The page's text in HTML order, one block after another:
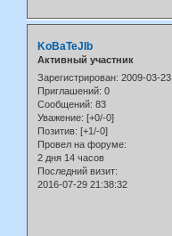
KoBaTeJIb
Активный участник
Зарегистрирован: 2009-03-23
Приглашений: 0
Сообщений: 83
Уважение: [+0/-0]
Позитив: [+1/-0]
Провел на форуме:
2 дня 14 часов
Последний визит:
2016-07-29 21:38:32